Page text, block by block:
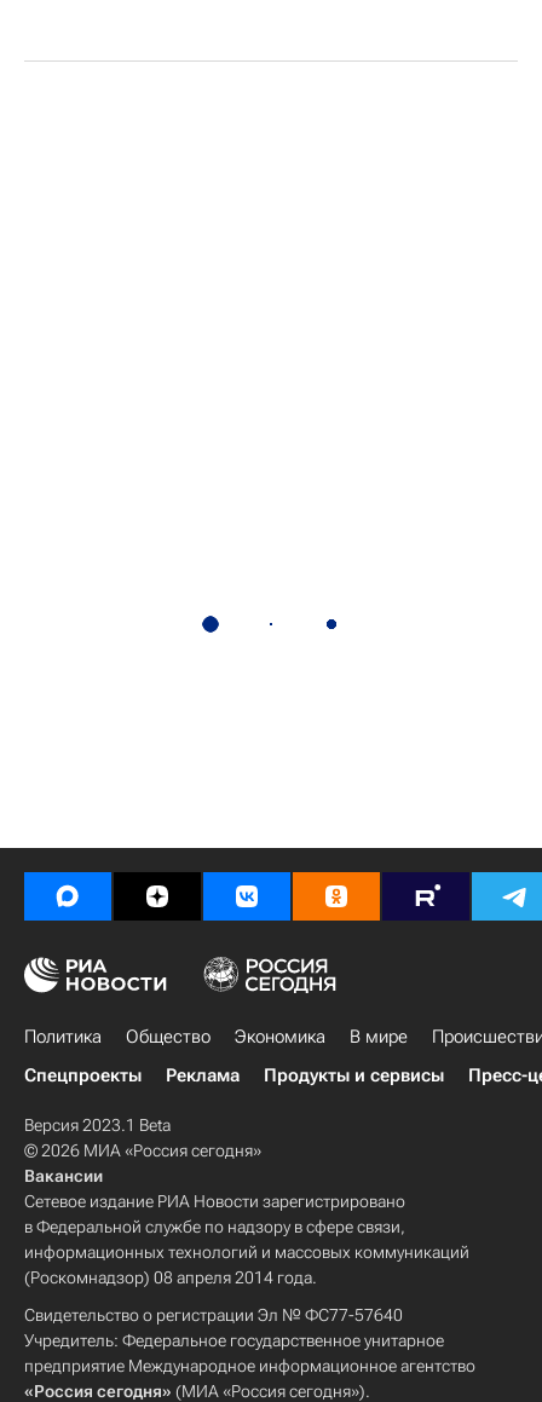
Политика Общество Экономика В мире
Спецпроекты
Реклама Продукты и сервисы Пресс-
Версия 2023.1 Beta
© 2026 МИА «Россия сегодня»
Вакансии
Сетевое издание РИА Новости зарегистрировано
в Федеральной службе по надзору в сфере связи,
информационных технологий и массовых коммуникаций
(Роскомнадзор) 08 апреля 2014 года.
Свидетельство о регистрации Эл № ФС77-57640
Учредитель: Федеральное государственное унитарное
предприятие Международное информационное агентство
«Россия сегодня» (МИА «Россия сегодня»).